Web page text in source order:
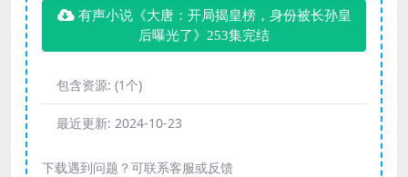
有声小说《大唐：开局揭皇榜，身份被长孙皇
后曝光了》253集完结
包含资源: (1个)
最近更新: 2024-10-23
下载遇到问题？可联系客服或反馈